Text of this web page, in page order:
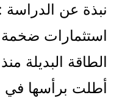
نبذة عن
استثمارات
الطاقة البديلة
أطلت برأسها في